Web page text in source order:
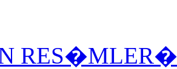
RES�MLER�